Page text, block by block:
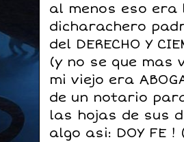
al menos eso era
dicharachero
del DERECHO Y
(y no se que mas
mi viejo era
de un notario
las hojas de sus
algo asi: DOY FE !